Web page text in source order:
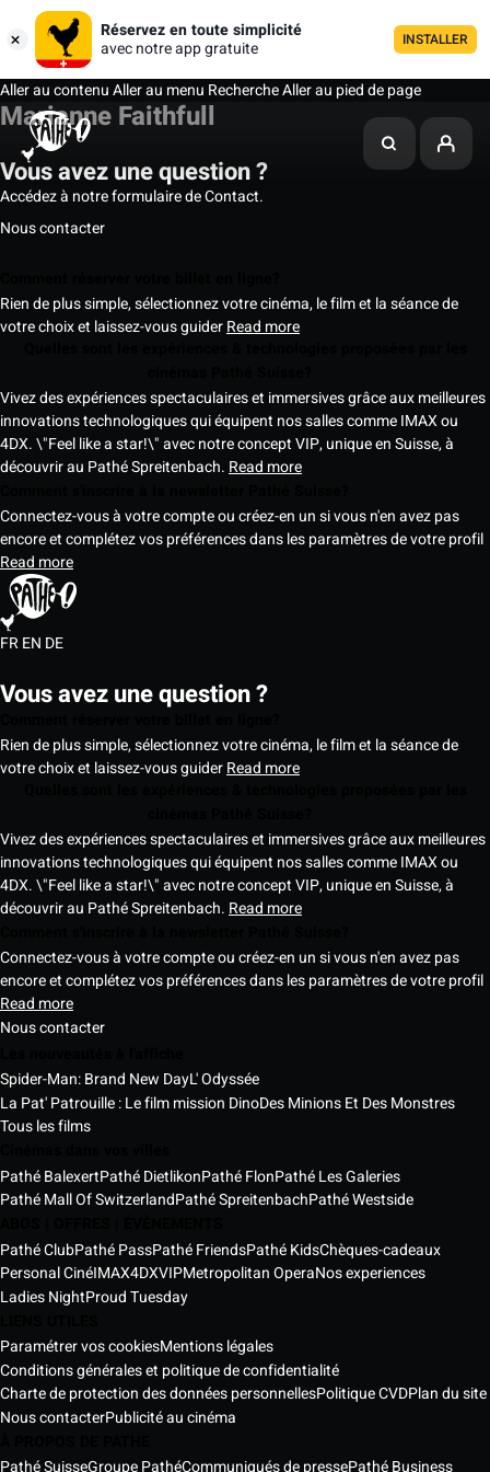
Réservez en toute simplicité
avec notre app gratuite
INSTALLER
Aller au contenuAller au menu RechercheAller au pied de page
Marianne Faithfull
Vous avez une question ?
Accédez à notre formulaire de Contact.
Nous contacter
Rien de plus simple, sélectionnez votre cinéma, le film et la séance de
votre choix et laissez-vous guiderRead more
Vivez des expériences spectaculaires et immersives grâce aux meilleures
innovations technologiques qui équipent nos salles comme IMAX ou
4DX. \"Feel like a star!\" avec notre concept VIP, unique en Suisse, à
découvrir au Pathé Spreitenbach. Read more
Connectez-vous à votre compte ou créez-en un si vous n'en avez pas
encore et complétez vos préférences dans les paramètres de votre profil
Read more
FREN DE
Vous avez une question ?
Rien de plus simple, sélectionnez votre cinéma, le film et la séance de
votre choix et laissez-vous guiderRead more
Vivez des expériences spectaculaires et immersives grâce aux meilleures
innovations technologiques qui équipent nos salles comme IMAX ou
4DX. \"Feel like a star!\" avec notre concept VIP, unique en Suisse, à
découvrir au Pathé Spreitenbach. Read more
Connectez-vous à votre compte ou créez-en un si vous n'en avez pas
encore et complétez vos préférences dans les paramètres de votre profil
Read more
Nous contacter
Spider-Man: Brand New DayL' Odyssée
La Pat' Patrouille : Le film mission DinoDes Minions Et Des Monstres
Tous les films
Pathé BalexertPathé DietlikonPathé FlonPathé Les Galeries
Pathé Mall Of SwitzerlandPathé SpreitenbachPathé Westside
Pathé ClubPathé PassPathé FriendsPathé KidsChèques-cadeaux
Personal CinéIMAX4DXVIPMetropolitan OperaNos experiences
Ladies NightProud Tuesday
Paramétrer vos cookiesMentions légales
Conditions générales et politique de confidentialité
Charte de protection des données personnellesPolitique CVDPlan du site
Nous contacterPublicité au cinéma
Pathé SuisseGroupe PathéCommuniqués de pressePathé Business